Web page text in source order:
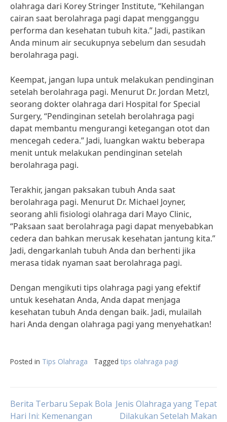
olahraga dari Korey Stringer Institute, “Kehilangan
cairan saat berolahraga pagi dapat mengganggu
performa dan kesehatan tubuh kita.” Jadi, pastikan
Anda minum air secukupnya sebelum dan sesudah
berolahraga pagi.
Keempat, jangan lupa untuk melakukan pendinginan
setelah berolahraga pagi. Menurut Dr. Jordan Metzl,
seorang dokter olahraga dari Hospital for Special
Surgery, “Pendinginan setelah berolahraga pagi
dapat membantu mengurangi ketegangan otot dan
mencegah cedera.” Jadi, luangkan waktu beberapa
menit untuk melakukan pendinginan setelah
berolahraga pagi.
Terakhir, jangan paksakan tubuh Anda saat
berolahraga pagi. Menurut Dr. Michael Joyner,
seorang ahli fisiologi olahraga dari Mayo Clinic,
“Paksaan saat berolahraga pagi dapat menyebabkan
cedera dan bahkan merusak kesehatan jantung kita.”
Jadi, dengarkanlah tubuh Anda dan berhenti jika
merasa tidak nyaman saat berolahraga pagi.
Dengan mengikuti tips olahraga pagi yang efektif
untuk kesehatan Anda, Anda dapat menjaga
kesehatan tubuh Anda dengan baik. Jadi, mulailah
hari Anda dengan olahraga pagi yang menyehatkan!
Posted in Tips Olahraga Tagged tips olahraga pagi
Post
Berita Terbaru Sepak Bola
Hari Ini: Kemenangan
Jenis Olahraga yang Tepat
Dilakukan Setelah Makan